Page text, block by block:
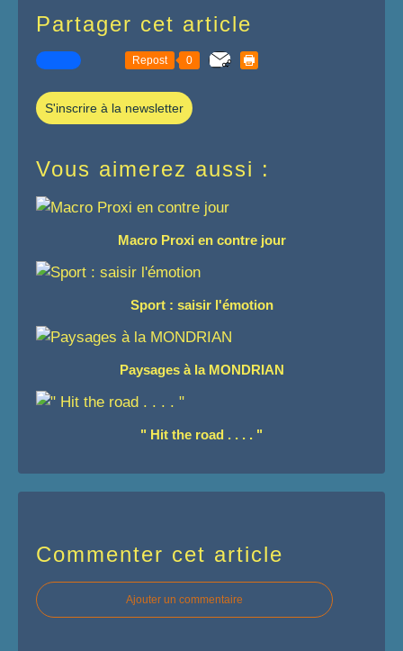
Partager cet article
Repost 0
S'inscrire à la newsletter
Vous aimerez aussi :
Macro Proxi en contre jour
Sport : saisir l'émotion
Paysages à la MONDRIAN
" Hit the road . . . . "
Commenter cet article
Ajouter un commentaire